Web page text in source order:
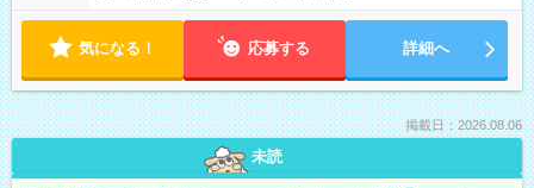
気になる！ 応募する 詳細へ
掲載日：2026.08.06
未読